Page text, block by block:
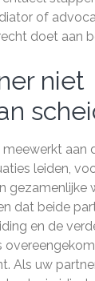
of
doet aan
niet
aan
leiden,
gezamenlijke
dat beide
en de
Als uw